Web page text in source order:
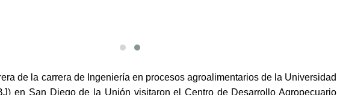
de la carrera de Ingeniería en procesos agroalimentarios de la Universidad
en San Diego de la Unión visitaron el Centro de Desarrollo Agropecuario